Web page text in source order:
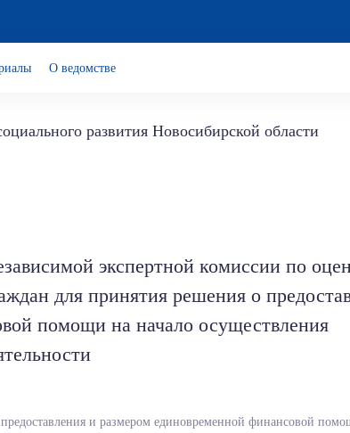
О ведомстве
развития Новосибирской области
экспертной комиссии по
для принятия решения о
помощи на начало осуществления
и размером единовременной финансовой